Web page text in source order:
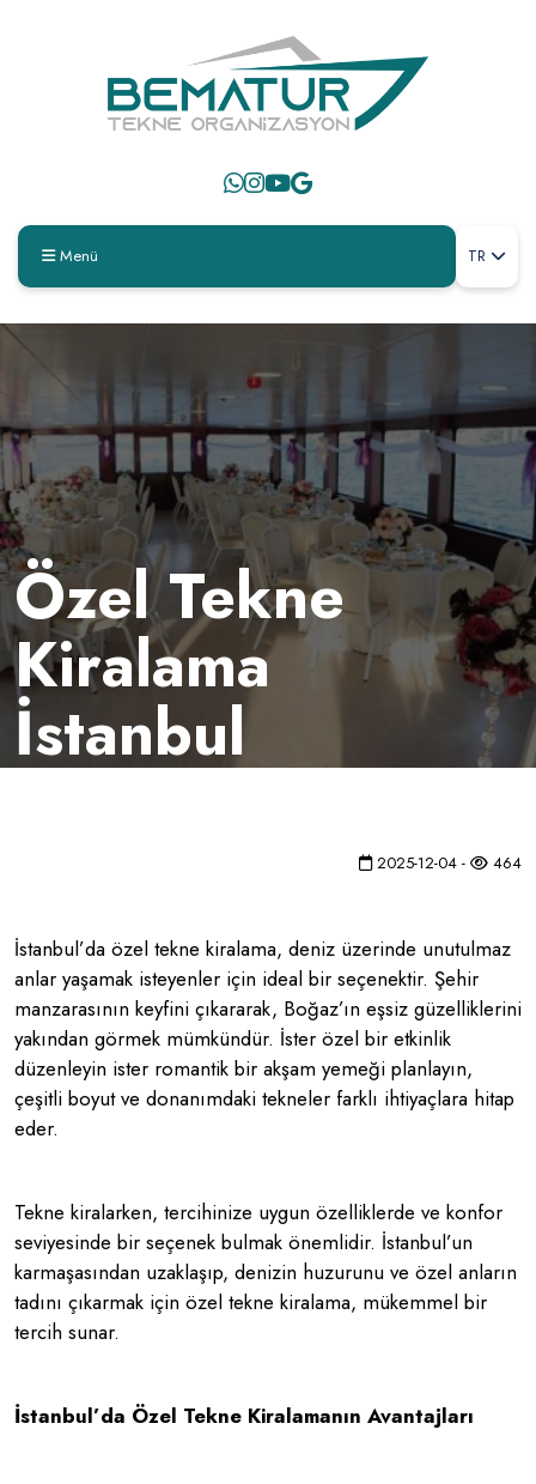
Menü TR
Özel Tekne
Kiralama
İstanbul
2025-12-04 - 464
İstanbul’da özel tekne kiralama, deniz üzerinde unutulmaz
anlar yaşamak isteyenler için ideal bir seçenektir. Şehir
manzarasının keyfini çıkararak, Boğaz’ın eşsiz güzelliklerini
yakından görmek mümkündür. İster özel bir etkinlik
düzenleyin ister romantik bir akşam yemeği planlayın,
çeşitli boyut ve donanımdaki tekneler farklı ihtiyaçlara hitap
eder.
Tekne kiralarken, tercihinize uygun özelliklerde ve konfor
seviyesinde bir seçenek bulmak önemlidir. İstanbul’un
karmaşasından uzaklaşıp, denizin huzurunu ve özel anların
tadını çıkarmak için özel tekne kiralama, mükemmel bir
tercih sunar.
İstanbul’da Özel Tekne Kiralamanın Avantajları